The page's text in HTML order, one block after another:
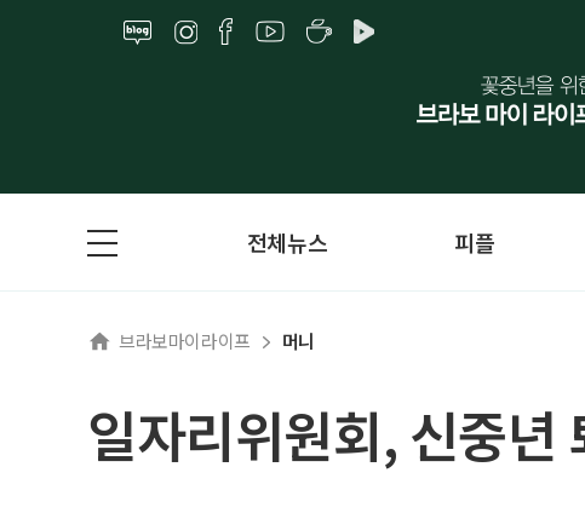
전체뉴스 피플
브라보마이라이프 머니
일자리위원회, 신중년